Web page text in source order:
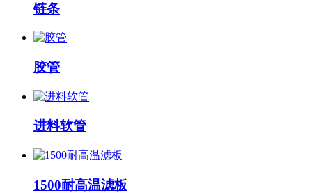
链条
胶管
进料软管
1500耐高温滤板